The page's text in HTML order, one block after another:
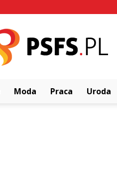
Moda Praca Uroda